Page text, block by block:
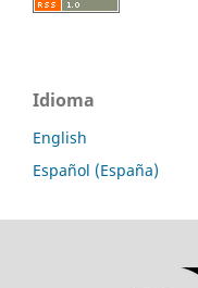
Idioma
English
Español (España)